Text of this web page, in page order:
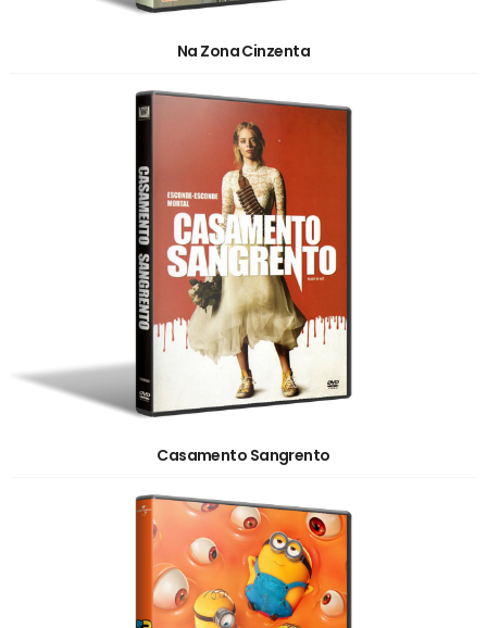
Na Zona Cinzenta
Casamento Sangrento